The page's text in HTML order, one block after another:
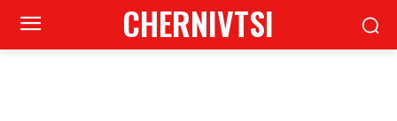
CHERNIVTSI